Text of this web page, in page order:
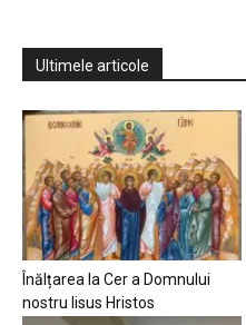
Ultimele articole
Înălțarea la Cer a Domnului
nostru Iisus Hristos